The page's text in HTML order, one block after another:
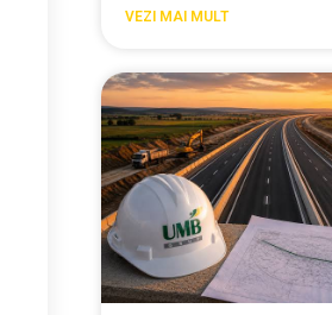
VEZI MAI MULT